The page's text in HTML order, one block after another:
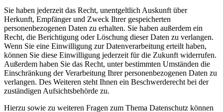
Sie haben jederzeit das Recht, unentgeltlich Auskunft über
Herkunft, Empfänger und Zweck Ihrer gespeicherten
personenbezogenen Daten zu erhalten. Sie haben außerdem ein
Recht, die Berichtigung oder Löschung dieser Daten zu verlangen.
Wenn Sie eine Einwilligung zur Datenverarbeitung erteilt haben,
können Sie diese Einwilligung jederzeit für die Zukunft widerrufen.
Außerdem haben Sie das Recht, unter bestimmten Umständen die
Einschränkung der Verarbeitung Ihrer personenbezogenen Daten zu
verlangen. Des Weiteren steht Ihnen ein Beschwerderecht bei der
zuständigen Aufsichtsbehörde zu.
Hierzu sowie zu weiteren Fragen zum Thema Datenschutz können